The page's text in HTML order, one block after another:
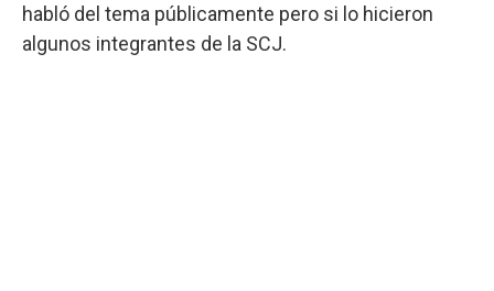
habló del tema públicamente pero si lo hicieron
algunos integrantes de la SCJ.